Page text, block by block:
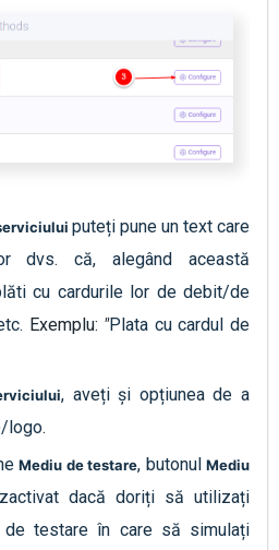
puteți pune un text care
dvs. că, alegând această
cu cardurile lor de debit/de
Exemplu: "Plata cu cardul de
, aveți și opțiunea de a
logo.
Mediu de testare, butonul Mediu
dacă doriți să utilizați
de testare în care să simulați